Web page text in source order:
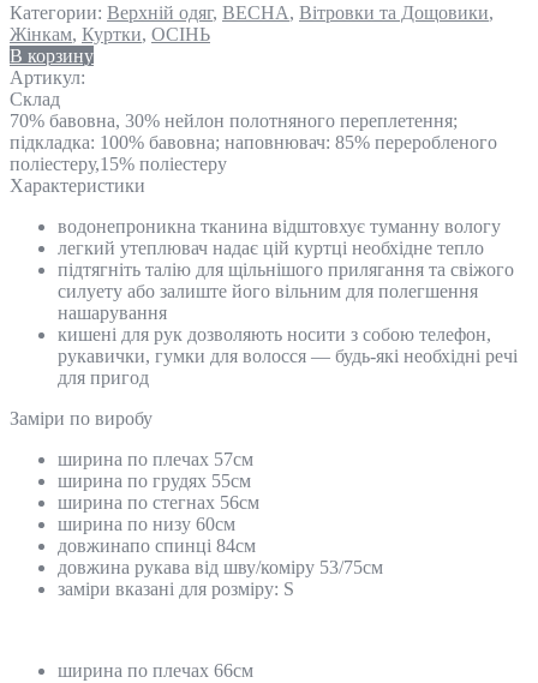
Категории: Верхній одяг, ВЕСНА, Вітровки та Дощовики,
Жінкам, Куртки, ОСІНЬ
В корзину
Артикул:
Склад
70% бавовна, 30% нейлон полотняного переплетення;
підкладка: 100% бавовна; наповнювач: 85% переробленого
поліестеру,15% поліестеру
Характеристики
водонепроникна тканина відштовхує туманну вологу
легкий утеплювач надає цій куртці необхідне тепло
підтягніть талію для щільнішого прилягання та свіжого
силуету або залиште його вільним для полегшення
нашарування
кишені для рук дозволяють носити з собою телефон,
рукавички, гумки для волосся — будь-які необхідні речі
для пригод
Замiри по виробу
ширина по плечах 57см
ширина по грудях 55см
ширина по стегнах 56см
ширина по низу 60см
довжинапо спинці 84см
довжина рукава від шву/коміру 53/75см
заміри вказані для розміру: S
ширина по плечах 66см